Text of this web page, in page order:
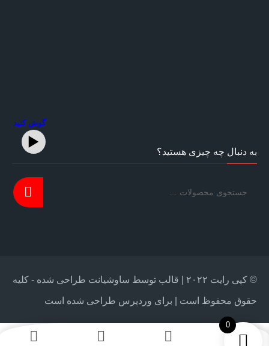
گوش کنید
به دنبال چه چیزی هستید؟
© کپی رایت ۲۰۲۲ | قالب توسط ساوشیانت طراحی شده - کلیه
حقوق محفوظ است | برای وردپرس طراحی شده است
0